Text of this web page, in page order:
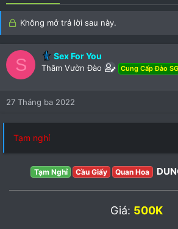
Không mở trả lời sau này.
S Sex For You
Thăm Vườn Đào Cung Cấp Đào SG
27 Tháng ba 2022
Tạm nghỉ
Tạm Nghỉ Cầu Giấy Quan Hoa
Giá: 500K